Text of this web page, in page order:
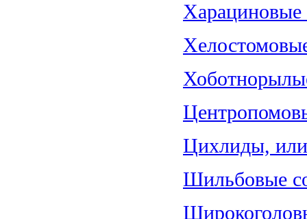
Харациновые
Цихлиды,
Шильбовые